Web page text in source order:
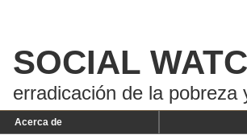
SOCIAL
erradicación de la pobreza
Acerca de